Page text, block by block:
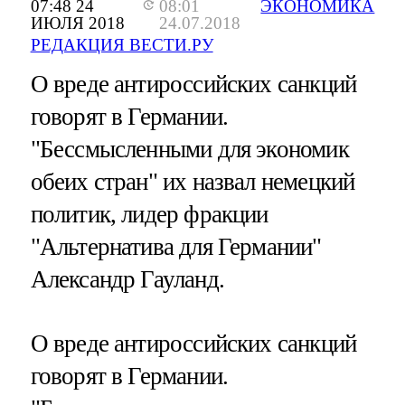
07:48 24
ИЮЛЯ 2018
08:01
24.07.2018
РЕДАКЦИЯ ВЕСТИ.РУ
ЭКОНОМИКА
О вреде антироссийских санкций
говорят в Германии.
"Бессмысленными для экономик
обеих стран" их назвал немецкий
политик, лидер фракции
"Альтернатива для Германии"
Александр Гауланд.
О вреде антироссийских санкций
говорят в Германии.